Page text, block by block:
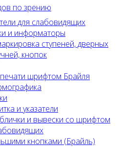
по зрению
для слабовидящих
и информаторы
ступеней, дверных
кнопок
шрифтом Брайля
и указатели
и вывески со шрифтом
кнопками (Брайль)